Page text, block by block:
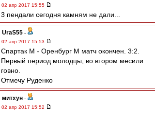
02 апр 2017 15:55
3 пендали сегодня камням не дали...
UraS55 -
02 апр 2017 15:53
Спартак М - Оренбург М матч окончен. 3:2.
Первый период молодцы, во втором месили
говно.
Отмечу Руденко
митхун -
02 апр 2017 15:52